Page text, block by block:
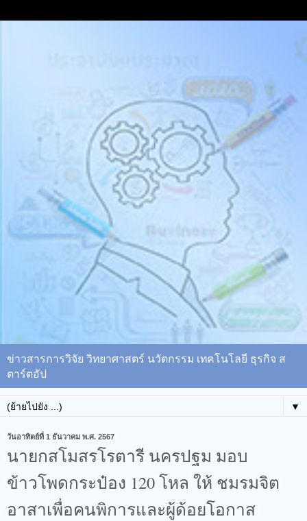
ข่าวสารการวิจัย วิทยาศาสตร์ นวัตกรรม เทคโนโลยี ธุรกิจ ส
ตาร์ตอัป
▼
วันอาทิตย์ที่ 1 ธันวาคม พ.ศ. 2567
นายกสโมสรโรตารี นครปฐม มอบ
ข้าวโพดกระป๋อง 120 โหล ให้ ชมรมจิต
อาสาเพื่อคนพิการและผู้ด้อยโอกาส